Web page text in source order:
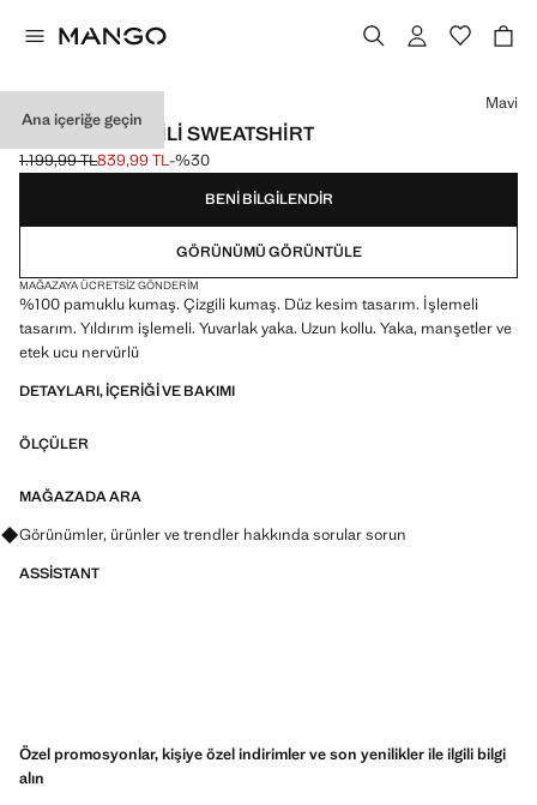
Ana içeriğe geçin
İŞLEMELI ÇIZGILI SWEATSHIRT
Üstü çizili ilk fiyat [1.199,99 TL ]
1.199,99 TL
Güncel fiyat [839,99 TL ]
839,99 TL-%30
Bir renk seçin
Mavi
BENI BILGILENDIR
GÖRÜNÜMÜ GÖRÜNTÜLE
MAĞAZAYA ÜCRETSIZ GÖNDERIM
%100 pamuklu kumaş. Çizgili kumaş. Düz kesim tasarım. İşlemeli
tasarım. Yıldırım işlemeli. Yuvarlak yaka. Uzun kollu. Yaka, manşetler ve
etek ucu nervürlü
DETAYLARI, IÇERIĞI VE BAKIMI
ÖLÇÜLER
MAĞAZADA ARA
Görünümler, ürünler ve trendler hakkında sorular sorun
ASSISTANT
Özel promosyonlar, kişiye özel indirimler ve son yenilikler ile ilgili bilgi
alın